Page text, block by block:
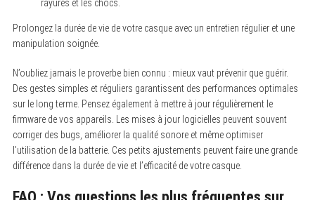
rayures et les chocs.
Prolongez la durée de vie de votre casque avec un entretien régulier et une
manipulation soignée.
N’oubliez jamais le proverbe bien connu : mieux vaut prévenir que guérir.
Des gestes simples et réguliers garantissent des performances optimales
sur le long terme. Pensez également à mettre à jour régulièrement le
firmware de vos appareils. Les mises à jour logicielles peuvent souvent
corriger des bugs, améliorer la qualité sonore et même optimiser
l’utilisation de la batterie. Ces petits ajustements peuvent faire une grande
différence dans la durée de vie et l’efficacité de votre casque.